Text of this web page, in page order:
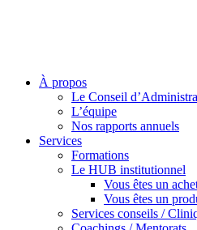
À propos
Le Conseil
L’équipe
Nos rapports annuels
Services
Formations
Le HUB institutionnel
Vous êtes un
Vous êtes un
Services conseils /